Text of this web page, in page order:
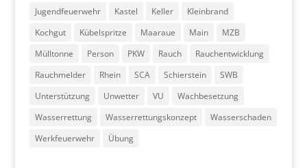
Jugendfeuerwehr
Kastel Keller
Kleinbrand
Kochgut
Kübelspritze Maaraue Main
MZB
Mülltonne
Person PKW Rauch
Rauchentwicklung
Rauchmelder
Rhein SCA Schierstein
SWB
Unterstützung
Unwetter VU
Wachbesetzung
Wasserrettung
Wasserrettungskonzept
Wasserschaden
Werkfeuerwehr
Übung